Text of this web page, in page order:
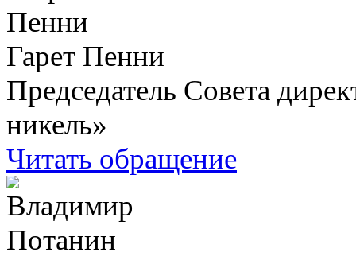
Гарет Пенни
Председатель Совета
никель»
Читать обращение